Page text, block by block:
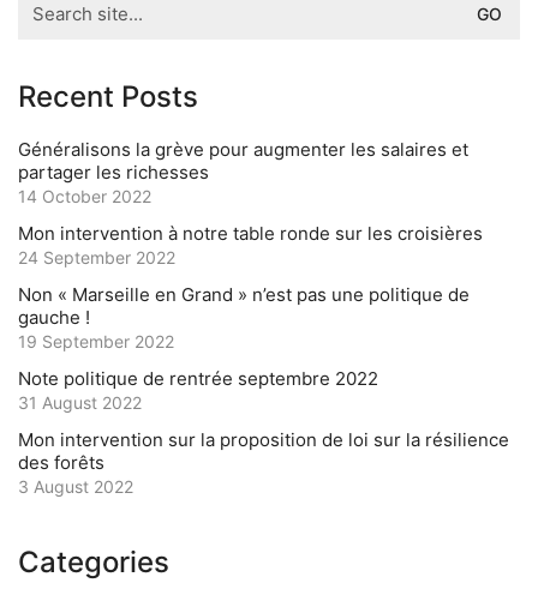
for:
Recent Posts
Généralisons la grève pour augmenter les salaires et
partager les richesses
14 October 2022
Mon intervention à notre table ronde sur les croisières
24 September 2022
Non « Marseille en Grand » n’est pas une politique de
gauche !
19 September 2022
Note politique de rentrée septembre 2022
31 August 2022
Mon intervention sur la proposition de loi sur la résilience
des forêts
3 August 2022
Categories